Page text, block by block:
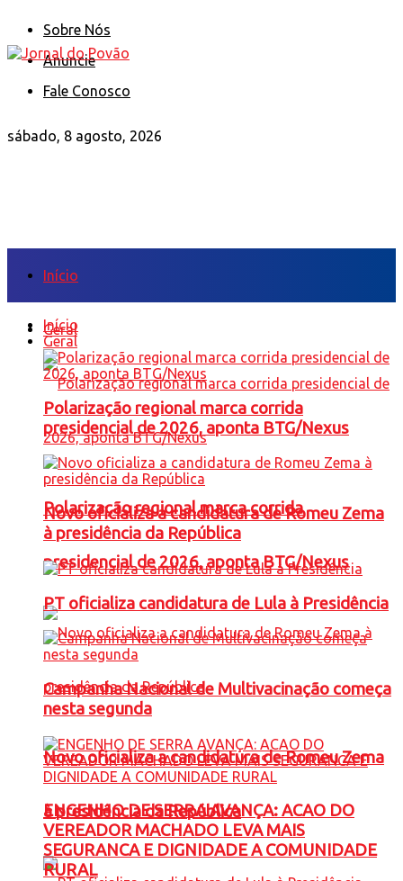
Sobre Nós
Anuncie
Fale Conosco
sábado, 8 agosto, 2026
Início
Geral
Polarização regional marca corrida
presidencial de 2026, aponta BTG/Nexus
Novo oficializa a candidatura de Romeu Zema
à presidência da República
Início
Geral
Polarização regional marca corrida
presidencial de 2026, aponta BTG/Nexus
Novo oficializa a candidatura de Romeu Zema
à presidência da República
PT oficializa candidatura de Lula à Presidência
Campanha Nacional de Multivacinação começa
nesta segunda
ENGENHO DE SERRA AVANÇA: ACAO DO
VEREADOR MACHADO LEVA MAIS
SEGURANCA E DIGNIDADE A COMUNIDADE
RURAL